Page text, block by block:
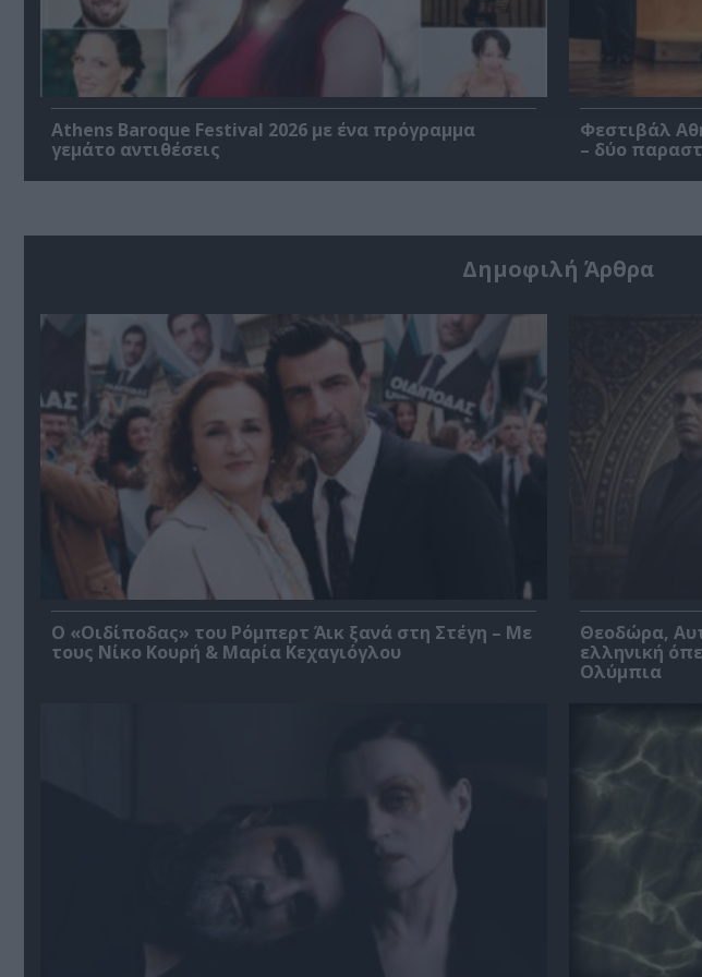
Athens Baroque Festival 2026 με ένα πρόγραμμα
γεμάτο αντιθέσεις
Φεστιβάλ
– δύο
Δημοφιλή Άρθρα
O «Οιδίποδας» του Ρόμπερτ Άικ ξανά στη Στέγη – Με
τους Νίκο Κουρή & Μαρία Κεχαγιόγλου
Θεοδώρα,
ελληνική
Ολύμπια